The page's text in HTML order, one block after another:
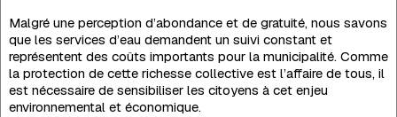
Malgré une perception d’abondance et de gratuité, nous savons
que les services d’eau demandent un suivi constant et
représentent des coûts importants pour la municipalité. Comme
la protection de cette richesse collective est l’affaire de tous, il
est nécessaire de sensibiliser les citoyens à cet enjeu
environnemental et économique.